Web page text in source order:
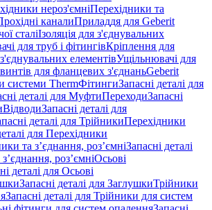
нероз'ємніПерехідники та
каналиПриладдя для Geberit
сталіІзоляція для з'єднувальних
для труб і фітингівКріплення для
елементівУщільнювачі для
для фланцевих з'єднаньGeberit
системи ThermФітингиЗапасні деталі для
деталі для МуфтиПереходиЗапасні
ВідводиЗапасні деталі для
деталі для ТрійникиПерехідники
для Перехідники
та з’єднання, роз’ємніЗапасні деталі
роз’ємніОсьові
деталі для Осьові
Запасні деталі для ЗаглушкиТрійники
Запасні деталі для Трійники для систем